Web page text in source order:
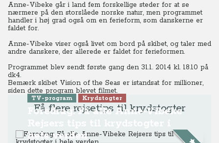
Anne-Vibeke går i land fem forskellige steder for at se
nærmere på den storslåede norske natur, men programmet
handler i høj grad også om en ferieform, som danskerne er
faldet for.
Anne-Vibeke viser også livet om bord på skibet, og taler med
andre danskere, der allerede er faldet for ferieformen.
Programmet blev sendt første gang den 31.1. 2014 kl. 18.10 på
dk4.
Bemærk skibet Vision of the Seas er istandsat for millioner,
siden dette program blevet filmet.
Få flere rejsetips til krydstogter
TV-program Krydstogter
Foredrag: Få alle Anne-Vibeke
hele verden